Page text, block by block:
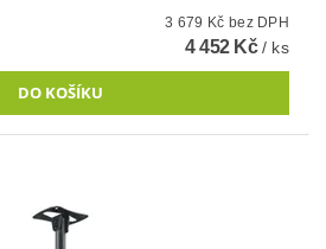
3 679 Kč bez DPH
4 452 Kč/ ks